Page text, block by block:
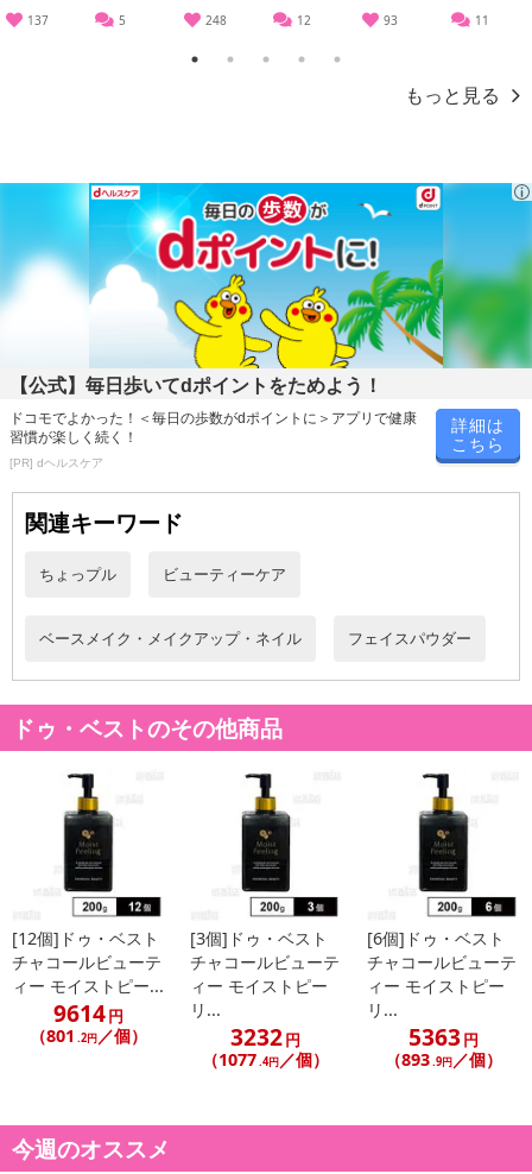
汗や皮脂に強く、メイクしたての美しさが長続きするメイクアイテ
ムとして人気の「アートメイク」から、塗りたての綺麗なメイクを
長時間保たせるためのフェイスパウダーが登場。
原産国(最終加工地):
日本
【成分】
ヘキサン酸セチル、ハイドロゲンジメチコン、炭酸Ca、メトキシケイヒ酸エチルヘキシル、ヤ
セラミドNG、ナイアシンアミド、リン酸アスコルビルMg、フェノキシエタノール、ヒアルロ
ン酸Na、ヒアルロン酸ヒドロキシプロピルトリモニウム、酸化鉄
注意事項
お申込みの際は 「商品情報」に記載されている「注意事項」を
必ずご確認ください。
【キャンセルについて】
※お申込み後のキャンセルはお受けできません。
記載されている内容を必ずご確認いただき、お届けする商品セット
にご納得いただきましたうえでお申し込みください。
※パッケージ変更や商品リニューアル(成分など含む)等により、参考
の掲載画像や画像内のバーコードなど、お届け商品と多少異なる場
また、[新たな加工食品の原料原産地表示制度]の経過措置期間の終
了により、商品詳細内に記載の原産国・原材料の表記が旧表記の場
137 5 248 12 93 11
1 2 3 4 5
もっと見る
【公式】毎日歩いてdポイントをためよう！
ドコモでよかった！＜毎日の歩数がdポイントに＞アプリで健康
習慣が楽しく続く！
[PR] dヘルスケア
詳細は
こちら
関連キーワード
ちょっプル ビューティーケア
ベースメイク・メイクアップ・ネイル フェイスパウダー
ドゥ・ベストのその他商品
[12個]ドゥ・ベスト
チャコールビューテ
ィー モイストピー...
9614円
（801 .2円／個）
[3個]ドゥ・ベスト
チャコールビューテ
ィー モイストピー
リ...
3232円
（1077.4円／個）
[6個]ドゥ・ベスト
チャコールビューテ
ィー モイストピー
リ...
5363円
（893.9円／個）
今週のオススメ